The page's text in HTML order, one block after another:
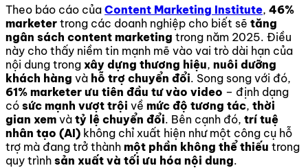
Theo báo cáo của Content Marketing Institute, 46%
marketer trong các doanh nghiệp cho biết sẽ tăng
ngân sách content marketing trong năm 2025. Điều
này cho thấy niềm tin mạnh mẽ vào vai trò dài hạn của
nội dung trong xây dựng thương hiệu, nuôi dưỡng
khách hàng và hỗ trợ chuyển đổi. Song song với đó,
61% marketer ưu tiên đầu tư vào video – định dạng
có sức mạnh vượt trội về mức độ tương tác, thời
gian xem và tỷ lệ chuyển đổi. Bên cạnh đó, trí tuệ
nhân tạo (AI) không chỉ xuất hiện như một công cụ hỗ
trợ mà đang trở thành một phần không thể thiếu trong
quy trình sản xuất và tối ưu hóa nội dung.